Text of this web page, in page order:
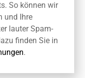
Tipp abgeben,
2026
So können wir
und Ihre
lauter Spam-
finden Sie in
.